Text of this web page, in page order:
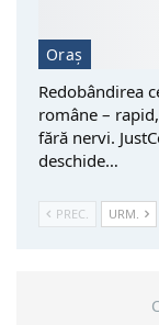
Oraș
Redobândirea
române –
fără nervi.
deschide…
PREC. URM.